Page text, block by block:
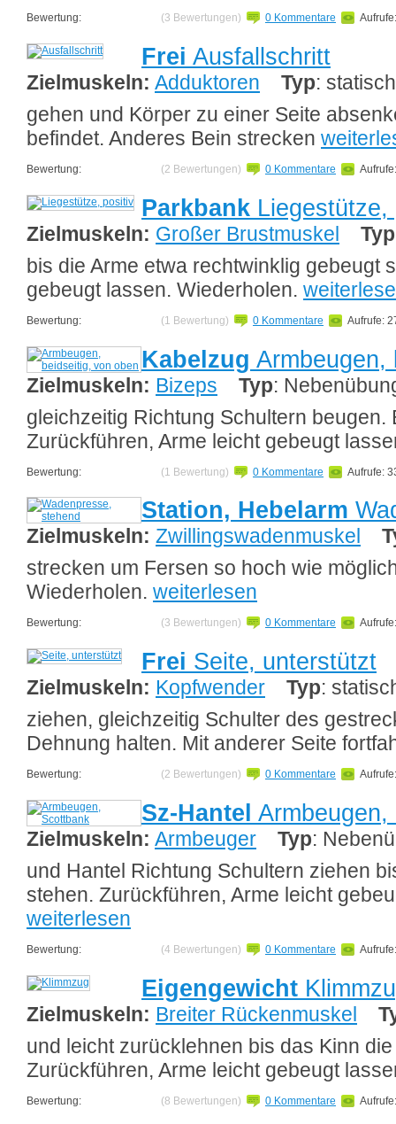
Bewertung: (3 Bewertungen) 0 Kommentare
Frei Ausfallschritt
Zielmuskeln: Adduktoren Typ: statisch
gehen und Körper zu einer Seite
befindet. Anderes Bein strecken
Bewertung: (2 Bewertungen) 0 Kommentare
Parkbank Liegestütze,
Zielmuskeln: Großer Brustmuskel Typ
bis die Arme etwa rechtwinklig gebeugt
gebeugt lassen. Wiederholen.
Bewertung: (1 Bewertung) 0 Kommentare Aufrufe:
Kabelzug Armbeugen,
Zielmuskeln: Bizeps Typ:
gleichzeitig Richtung Schultern
Zurückführen, Arme leicht gebeugt
Bewertung: (1 Bewertung) 0 Kommentare Aufrufe:
Station, Hebelarm
Zielmuskeln: Zwillingswadenmuskel
strecken um Fersen so hoch wie
Wiederholen. weiterlesen
Bewertung: (3 Bewertungen) 0 Kommentare
Frei Seite, unterstützt
Zielmuskeln: Kopfwender Typ:
ziehen, gleichzeitig Schulter des
Dehnung halten. Mit anderer Seite
Bewertung: (2 Bewertungen) 0 Kommentare
Sz-Hantel
Zielmuskeln: Armbeuger Typ:
und Hantel Richtung Schultern ziehen
stehen. Zurückführen, Arme leicht
weiterlesen
Bewertung: (4 Bewertungen) 0 Kommentare
Eigengewicht
Zielmuskeln: Breiter Rückenmuskel
und leicht zurücklehnen bis das Kinn
Zurückführen, Arme leicht gebeugt
Bewertung: (8 Bewertungen) 0 Kommentare